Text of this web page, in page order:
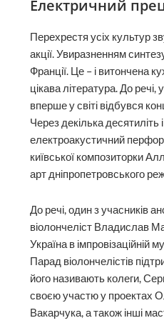
Електричний
Перехрестя усіх культур
акції. Увиразненням
Франції. Це – і витончена
цікава література. До
вперше у світі відбувся
Через декілька
електроакустичний
київської композиторки
арт дніпропетровського
До речі, один з учасників
віолончеліст Владислав
Україна в імпровізаційній
Парад віолончелістів
його називають колеги,
своєю участю у проектах
Вакарчука, а також інші